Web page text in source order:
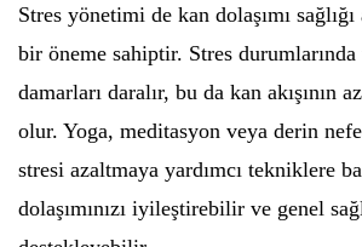
Stres yönetimi de kan dolaşımı sağlığı
bir öneme sahiptir. Stres
damarları daralır, bu da kan akışının
olur. Yoga, meditasyon veya derin
stresi azaltmaya yardımcı tekniklere
dolaşımınızı iyileştirebilir ve genel